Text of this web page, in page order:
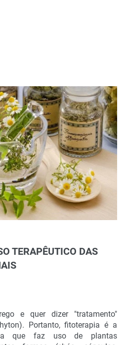
TERAPÊUTICO DAS
e quer dizer "tratamento"
Portanto, fitoterapia é a
que faz uso de plantas